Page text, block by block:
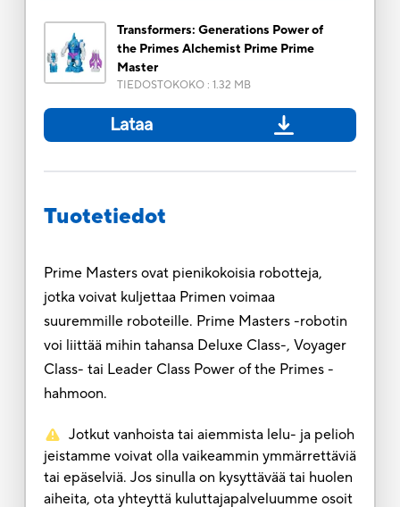
Transformers: Generations Power of
the Primes Alchemist Prime Prime
Master
TIEDOSTOKOKO: 1.32 MB
Lataa
Tuotetiedot
Prime Masters ovat pienikokoisia robotteja,
jotka voivat kuljettaa Primen voimaa
suuremmille roboteille. Prime Masters -robotin
voi liittää mihin tahansa Deluxe Class-, Voyager
Class- tai Leader Class Power of the Primes -
hahmoon.
Jotkut vanhoista tai aiemmista lelu- ja pelioh
jeistamme voivat olla vaikeammin ymmärrettäviä
tai epäselviä. Jos sinulla on kysyttävää tai huolen
aiheita, ota yhteyttä kuluttajapalveluumme osoit